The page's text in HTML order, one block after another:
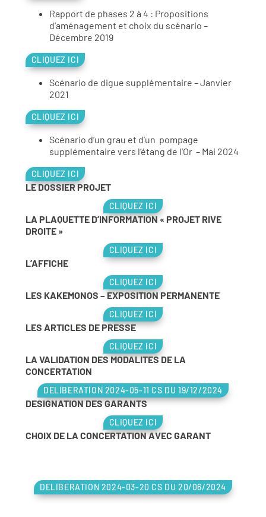
Rapport de phases 2 à 4 : Propositions
d’aménagement et choix du scénario –
Décembre 2019
CLIQUEZ ICI
Scénario de digue supplémentaire – Janvier
2021
CLIQUEZ ICI
Scénario d’un grau et d’un pompage
supplémentaire vers l’étang de l’Or – Mai 2024
CLIQUEZ ICI
LE DOSSIER PROJET
CLIQUEZ ICI
LA PLAQUETTE D’INFORMATION « PROJET RIVE
DROITE »
CLIQUEZ ICI
L’AFFICHE
CLIQUEZ ICI
LES KAKEMONOS – EXPOSITION PERMANENTE
CLIQUEZ ICI
LES ARTICLES DE PRESSE
CLIQUEZ ICI
LA VALIDATION DES MODALITES DE LA
CONCERTATION
DELIBERATION 2024-05-11 CS DU 19/12/2024
DESIGNATION DES GARANTS
CLIQUEZ ICI
CHOIX DE LA CONCERTATION AVEC GARANT
DELIBERATION 2024-03-20 CS DU 20/06/2024